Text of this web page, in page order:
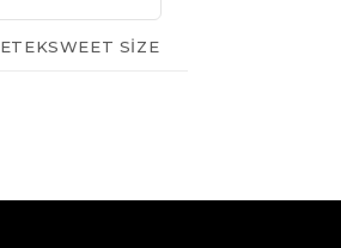
ETEKSWEET SIZE